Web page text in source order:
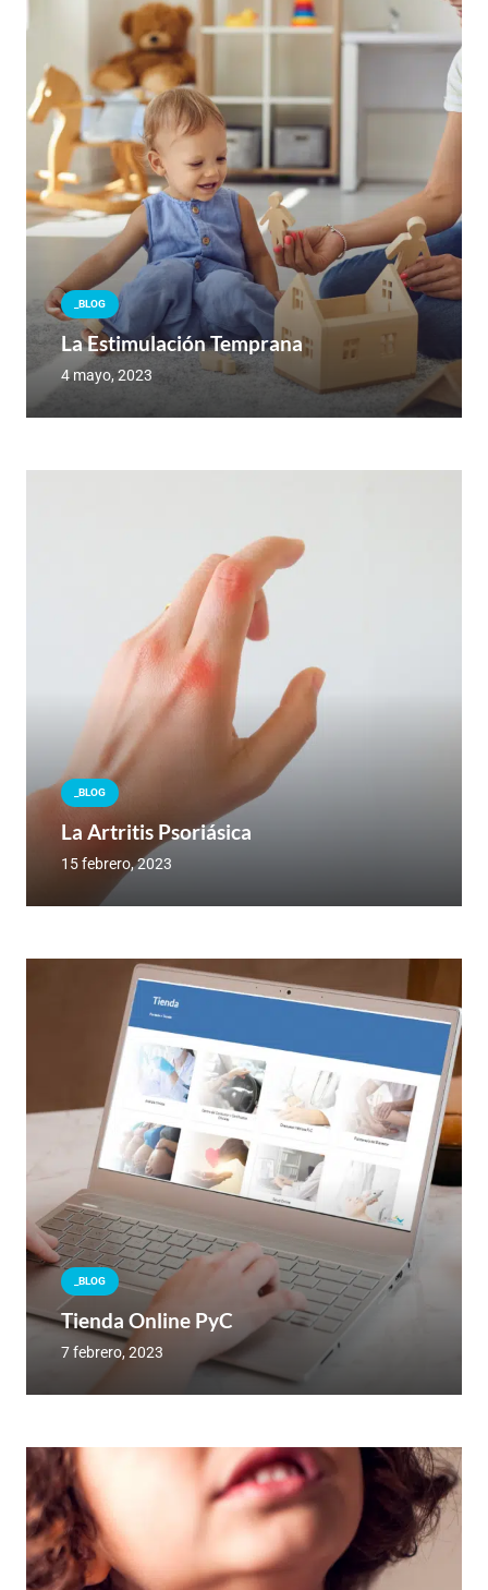
_BLOG
La Estimulación Temprana
4 mayo, 2023
_BLOG
La Artritis Psoriásica
15 febrero, 2023
_BLOG
Tienda Online PyC
7 febrero, 2023